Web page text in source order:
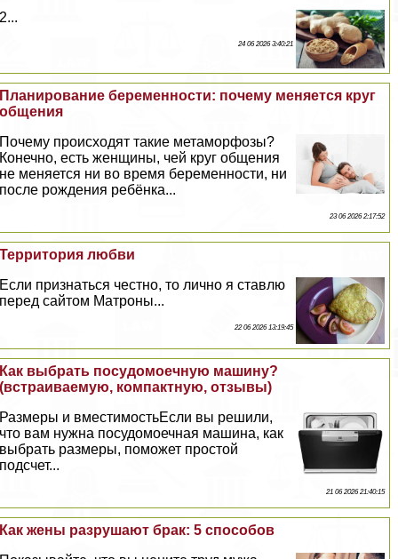
2...
24 06 2026 3:40:21
Планирование беременности: почему меняется круг
общения
Почему происходят такие метаморфозы?
Конечно, есть женщины, чей круг общения
не меняется ни во время беременности, ни
после рождения ребёнка...
23 06 2026 2:17:52
Территория любви
Если признаться честно, то лично я ставлю
перед сайтом Матроны...
22 06 2026 13:19:45
Как выбрать посудомоечную машину?
(встраиваемую, компактную, отзывы)
Размеры и вместимостьЕсли вы решили,
что вам нужна посудомоечная машина, как
выбрать размеры, поможет простой
подсчет...
21 06 2026 21:40:15
Как жены разрушают бpaк: 5 способов